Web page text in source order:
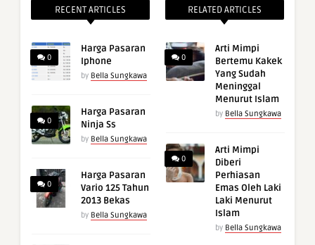
RECENT ARTICLES
0
Harga Pasaran
Iphone
by Bella Sungkawa
0
Harga Pasaran
Ninja Ss
by Bella Sungkawa
0
Harga Pasaran
Vario 125 Tahun
2013 Bekas
by Bella Sungkawa
RELATED ARTICLES
0
Arti Mimpi
Bertemu Kakek
Yang Sudah
Meninggal
Menurut Islam
by Bella Sungkawa
0
Arti Mimpi
Diberi
Perhiasan
Emas Oleh Laki
Laki Menurut
Islam
by Bella Sungkawa